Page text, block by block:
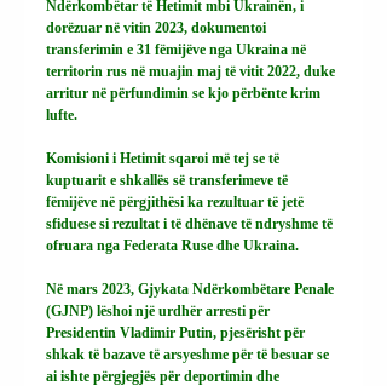
Ndërkombëtar të Hetimit mbi Ukrainën, i
dorëzuar në vitin 2023, dokumentoi
transferimin e 31 fëmijëve nga Ukraina në
territorin rus në muajin maj të vitit 2022, duke
arritur në përfundimin se kjo përbënte krim
lufte.
Komisioni i Hetimit sqaroi më tej se të
kuptuarit e shkallës së transferimeve të
fëmijëve në përgjithësi ka rezultuar të jetë
sfiduese si rezultat i të dhënave të ndryshme të
ofruara nga Federata Ruse dhe Ukraina.
Në mars 2023, Gjykata Ndërkombëtare Penale
(GJNP) lëshoi ​​një urdhër arresti për
Presidentin Vladimir Putin, pjesërisht për
shkak të bazave të arsyeshme për të besuar se
ai ishte përgjegjës për deportimin dhe